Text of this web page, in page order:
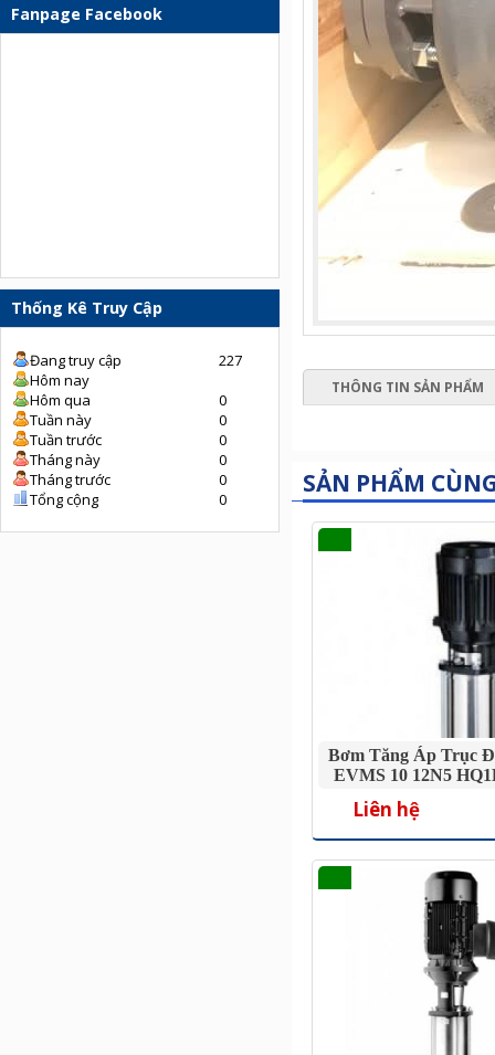
Fanpage Facebook
Thống Kê Truy Cập
Đang truy cập
227
Hôm nay
Hôm qua
0
Tuần này
0
Tuần trước
0
Tháng này
0
Tháng trước
0
Tổng cộng
0
THÔNG TIN SẢN PHẨM
SẢN PHẨM
Bơm Tăng Áp Trục
EVMS 10 12N5
Liên hệ